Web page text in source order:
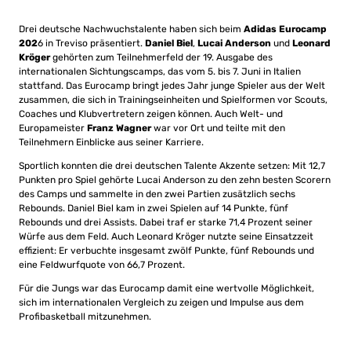
Drei deutsche Nachwuchstalente haben sich beim Adidas Eurocamp
2026 in Treviso präsentiert. Daniel Biel, Lucai Anderson und Leonard
Krögergehörten zum Teilnehmerfeld der 19. Ausgabe des
internationalen Sichtungscamps, das vom 5. bis 7. Juni in Italien
stattfand. Das Eurocamp bringt jedes Jahr junge Spieler aus der Welt
zusammen, die sich in Trainingseinheiten und Spielformen vor Scouts,
Coaches und Klubvertretern zeigen können. Auch Welt- und
Europameister Franz Wagnerwar vor Ort und teilte mit den
Teilnehmern Einblicke aus seiner Karriere.
Sportlich konnten die drei deutschen Talente Akzente setzen: Mit 12,7
Punkten pro Spiel gehörte Lucai Anderson zu den zehn besten Scorern
des Camps und sammelte in den zwei Partien zusätzlich sechs
Rebounds. Daniel Biel kam in zwei Spielen auf 14 Punkte, fünf
Rebounds und drei Assists. Dabei traf er starke 71,4 Prozent seiner
Würfe aus dem Feld. Auch Leonard Kröger nutzte seine Einsatzzeit
effizient: Er verbuchte insgesamt zwölf Punkte, fünf Rebounds und
eine Feldwurfquote von 66,7 Prozent.
Für die Jungs war das Eurocamp damit eine wertvolle Möglichkeit,
sich im internationalen Vergleich zu zeigen und Impulse aus dem
Profibasketball mitzunehmen.